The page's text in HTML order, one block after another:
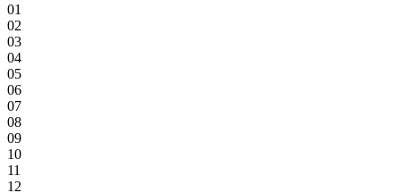
01
02
03
04
05
06
07
08
09
10
11
12